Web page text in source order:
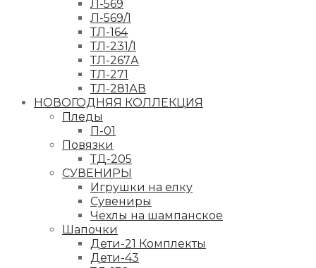
Л-569
Л-569/1
ТЛ-164
ТЛ-231/1
ТЛ-267А
ТЛ-271
ТЛ-281АВ
НОВОГОДНЯЯ КОЛЛЕКЦИЯ
Пледы
П-01
Повязки
ТД-205
СУВЕНИРЫ
Игрушки на елку
Сувениры
Чехлы на шампанское
Шапочки
Дети-21 Комплекты
Дети-43